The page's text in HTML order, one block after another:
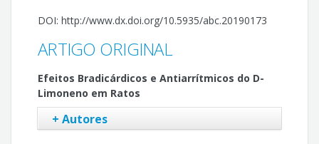
DOI: http://www.dx.doi.org/10.5935/abc.20190173
ARTIGO ORIGINAL
Efeitos Bradicárdicos e Antiarrítmicos do D-
Limoneno em Ratos
+ Autores